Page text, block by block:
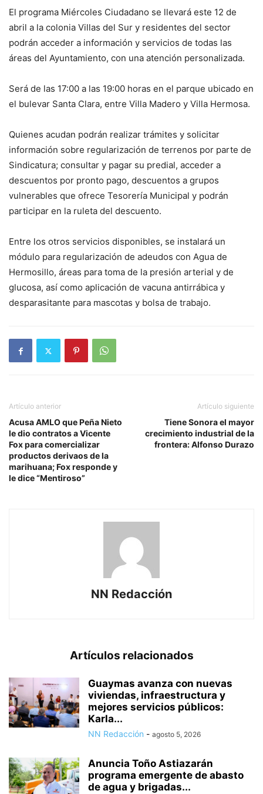
El programa Miércoles Ciudadano se llevará este 12 de
abril a la colonia Villas del Sur y residentes del sector
podrán acceder a información y servicios de todas las
áreas del Ayuntamiento, con una atención personalizada.
Será de las 17:00 a las 19:00 horas en el parque ubicado en
el bulevar Santa Clara, entre Villa Madero y Villa Hermosa.
Quienes acudan podrán realizar trámites y solicitar
información sobre regularización de terrenos por parte de
Sindicatura; consultar y pagar su predial, acceder a
descuentos por pronto pago, descuentos a grupos
vulnerables que ofrece Tesorería Municipal y podrán
participar en la ruleta del descuento.
Entre los otros servicios disponibles, se instalará un
módulo para regularización de adeudos con Agua de
Hermosillo, áreas para toma de la presión arterial y de
glucosa, así como aplicación de vacuna antirrábica y
desparasitante para mascotas y bolsa de trabajo.
Artículo anterior
Acusa AMLO que Peña Nieto
le dio contratos a Vicente
Fox para comercializar
productos derivaos de la
marihuana; Fox responde y
le dice “Mentiroso”
Artículo siguiente
Tiene Sonora el mayor
crecimiento industrial de la
frontera: Alfonso Durazo
NN Redacción
Artículos relacionados
Guaymas avanza con nuevas
viviendas, infraestructura y
mejores servicios públicos:
Karla...
NN Redacción - agosto 5, 2026
Anuncia Toño Astiazarán
programa emergente de abasto
de agua y brigadas...